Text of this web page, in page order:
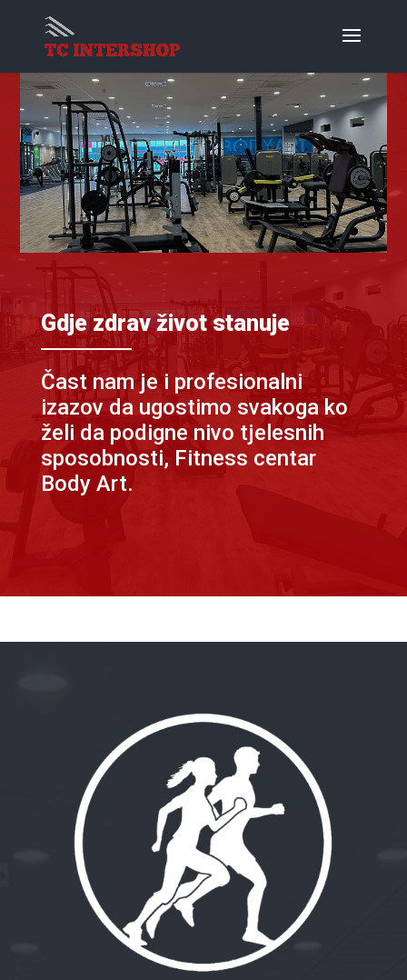
Gdje zdrav život stanuje
Čast nam je i profesionalni
izazov da ugostimo svakoga ko
želi da podigne nivo tjelesnih
sposobnosti, Fitness centar
Body Art.